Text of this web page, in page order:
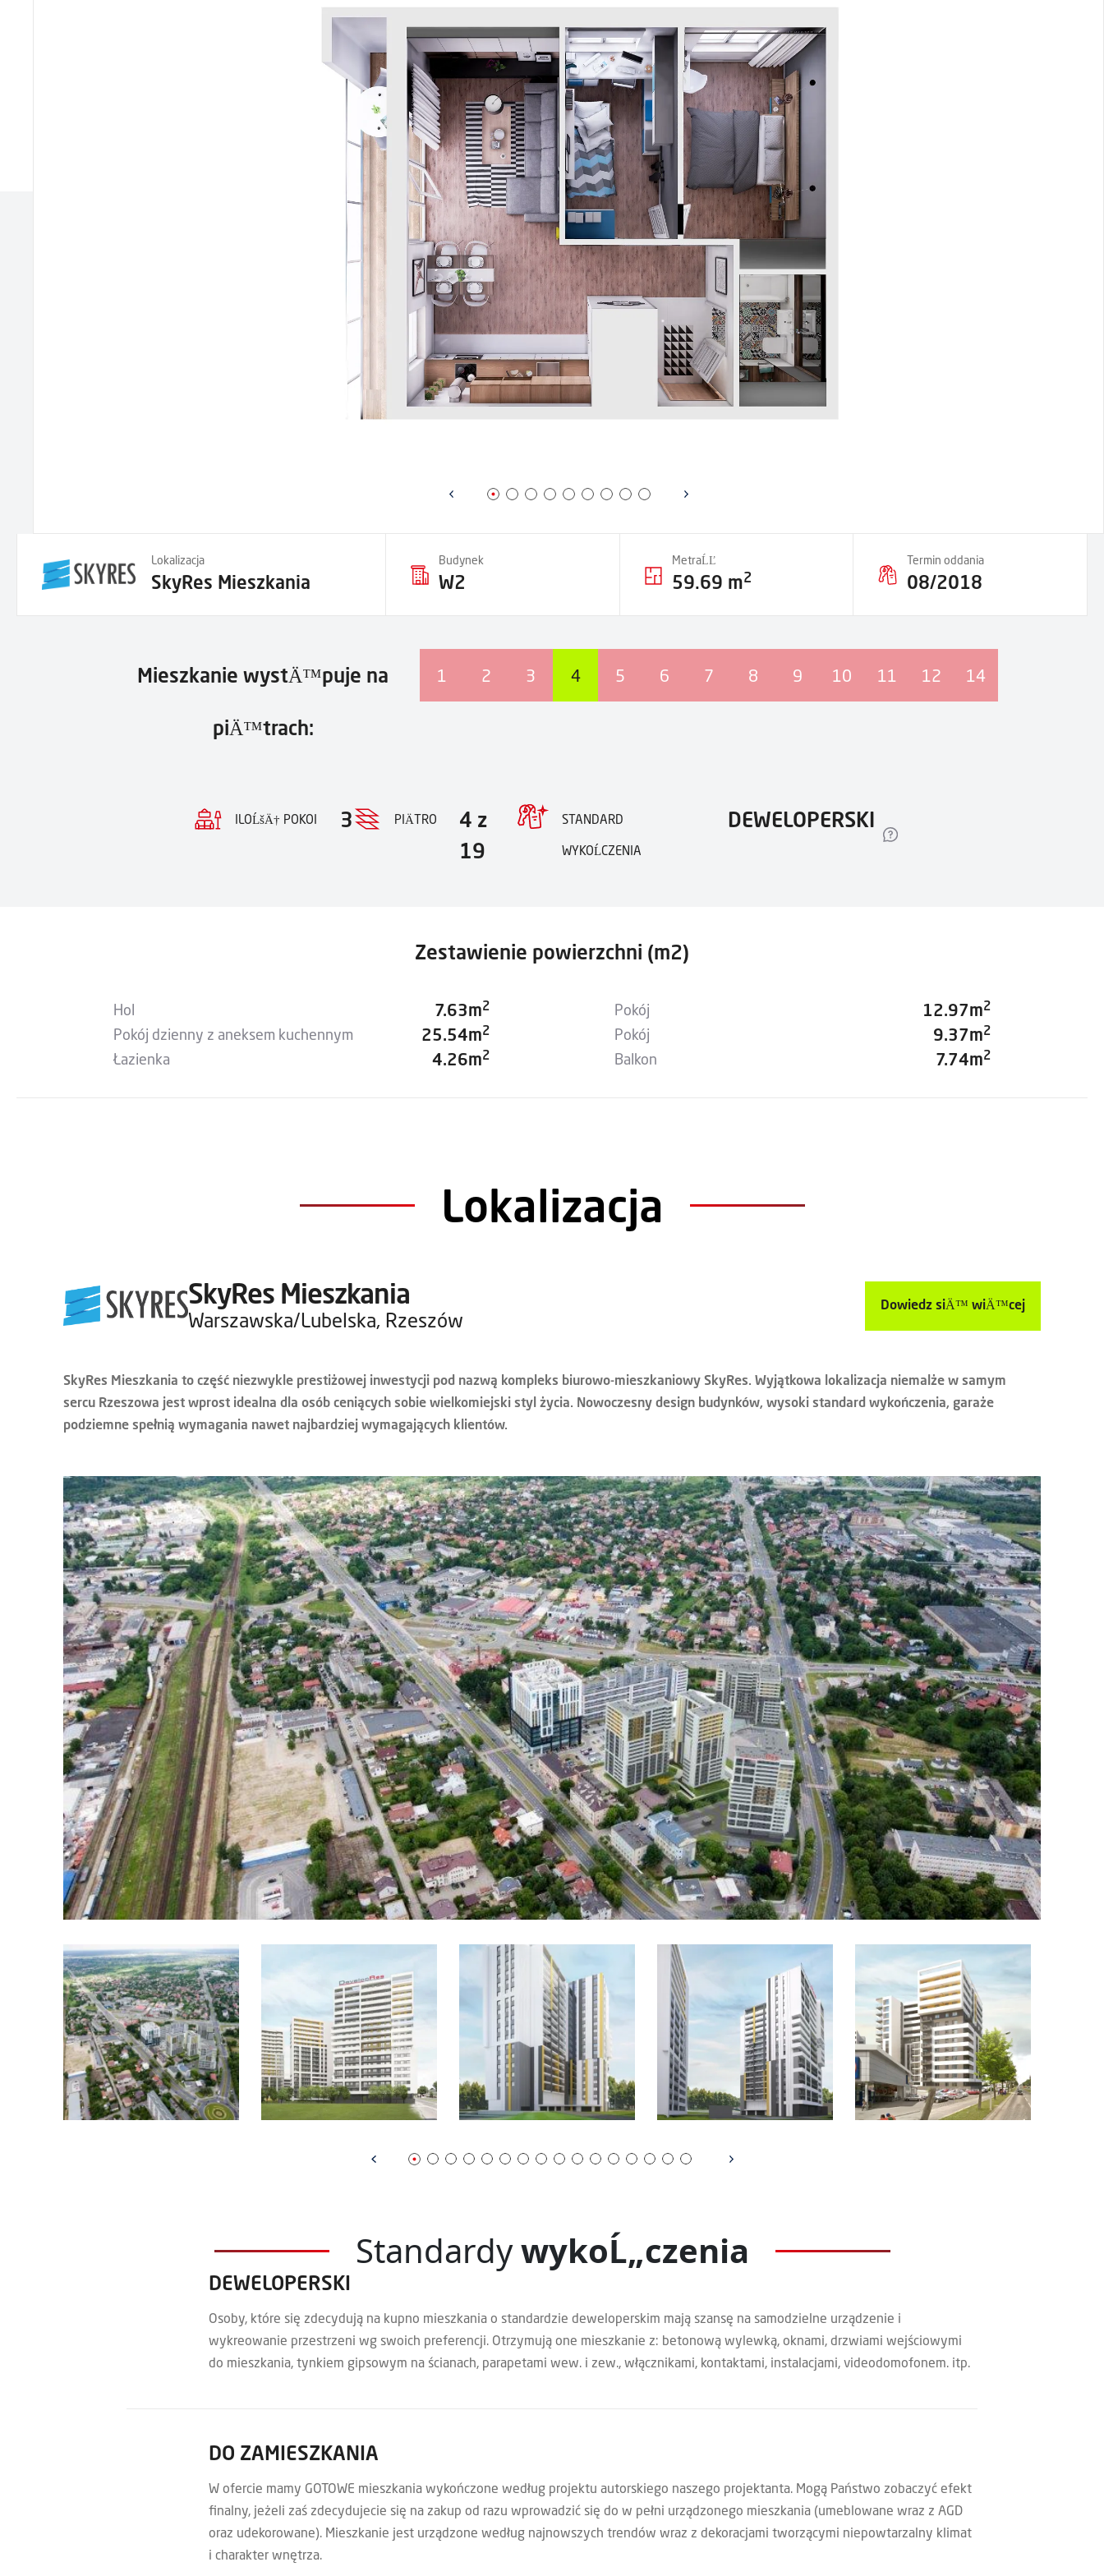
Lokalizacja
SkyRes Mieszkania
Budynek
W2
MetraĹĽ
59.69 m2
Termin oddania
08/2018
Mieszkanie wystÄ™puje na
piÄ™trach:
1 2 3 5 7 9 11 14
6 8 10 12
4
ILOĹšÄ† POKOI 3 PIÄTRO
4 z
19
STANDARD
WYKOĹCZENIA
DEWELOPERSKI
Zestawienie powierzchni (m2)
Hol 7.63m2
Pokój dzienny z aneksem kuchennym 25.54m2
Łazienka 4.26m2
Pokój 12.97m2
Pokój 9.37m2
Balkon 7.74m2
Lokalizacja
SkyRes Mieszkania
Warszawska/Lubelska, Rzeszów
Dowiedz siÄ™ wiÄ™cej
SkyRes Mieszkania to część niezwykle prestiżowej inwestycji pod nazwą kompleks biurowo-mieszkaniowy SkyRes. Wyjątkowa lokalizacja niemalże w samym
sercu Rzeszowa jest wprost idealna dla osób ceniących sobie wielkomiejski styl życia. Nowoczesny design budynków, wysoki standard wykończenia, garaże
podziemne spełnią wymagania nawet najbardziej wymagających klientów.
DEWELOPERSKI
Osoby, które się zdecydują na kupno mieszkania o standardzie deweloperskim mają szansę na samodzielne urządzenie i
wykreowanie przestrzeni wg swoich preferencji. Otrzymują one mieszkanie z: betonową wylewką, oknami, drzwiami wejściowymi
do mieszkania, tynkiem gipsowym na ścianach, parapetami wew. i zew., włącznikami, kontaktami, instalacjami, videodomofonem. itp.
DO ZAMIESZKANIA
W ofercie mamy GOTOWE mieszkania wykończone według projektu autorskiego naszego projektanta. Mogą Państwo zobaczyć efekt
finalny, jeżeli zaś zdecydujecie się na zakup od razu wprowadzić się do w pełni urządzonego mieszkania (umeblowane wraz z AGD
oraz udekorowane). Mieszkanie jest urządzone według najnowszych trendów wraz z dekoracjami tworzącymi niepowtarzalny klimat
i charakter wnętrza.
StandardywykoĹ„czenia